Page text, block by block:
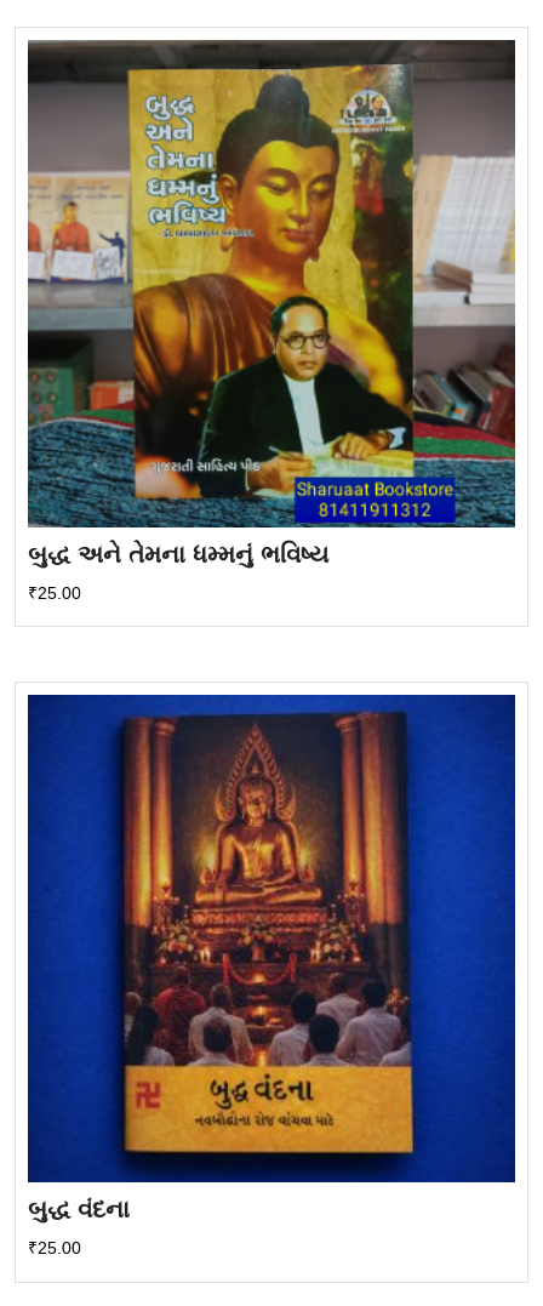
બુદ્ધ અને તેમના ધમ્મનું ભવિષ્ય
₹25.00
બુદ્ધ વંદના
₹25.00